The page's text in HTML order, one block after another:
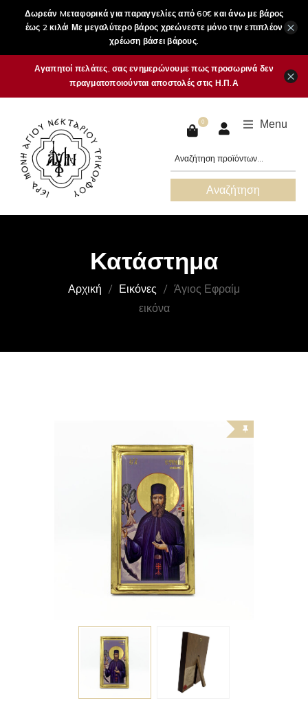
Δωρεάν Mεταφορικά για παραγγελίες από 60€ και άνω με βάρος
έως 2 κιλά! Με μεγαλύτερο βάρος χρεώνεστε μόνο την επιπλέον
χρέωση βάσει βάρους.
×
Αγαπητοί πελάτες, σας ενημερώνουμε πως προσωρινά δεν
πραγματοποιούνται αποστολές στις Η.Π.Α
×
0 Menu
Αναζήτηση
Κατάστημα
Αρχική Εικόνες
Άγιος Εφραίμ
εικόνα